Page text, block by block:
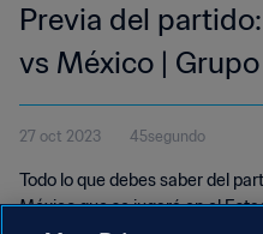
Previa del
vs México |
Sub-17 de
27 oct 2023 45segundo
Todo lo que debes saber del
México que se jugará en el